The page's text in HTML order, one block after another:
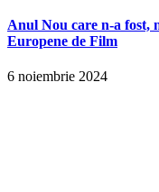
Anul Nou care n-a fost,
Europene de Film
6 noiembrie 2024